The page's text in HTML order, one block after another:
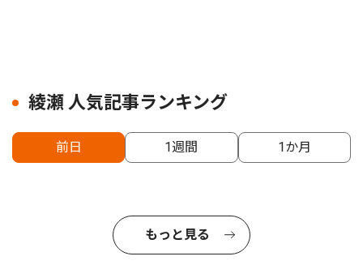
綾瀬 人気記事ランキング
前日 1週間 1か月
もっと見る